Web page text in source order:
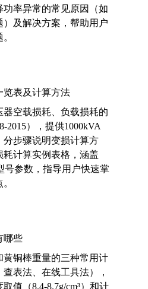
率异常的常见原因（如
及解决方案，帮助用户
览表及计算方法
空载损耗、负载损耗的
2015），提供1000kVA
步骤说明变损计算方
计算实例表格，涵盖
号参数，指导用户快速掌
哪些
铜棒重量的三种常用计
表法、在线工具法），
值（8.4-8.7g/cm³）和计